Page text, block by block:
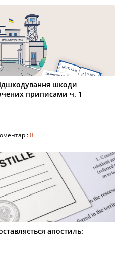
шкоди
приписами ч. 1
0
апостиль: